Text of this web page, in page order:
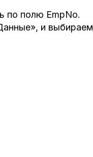
по полю EmpNo.
и выбираем